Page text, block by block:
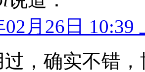
02月26日 10:39
过，确实不错